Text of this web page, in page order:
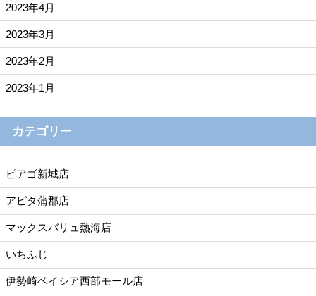
2023年4月
2023年3月
2023年2月
2023年1月
カテゴリー
ピアゴ新城店
アピタ蒲郡店
マックスバリュ熱海店
いちふじ
伊勢崎ベイシア西部モール店